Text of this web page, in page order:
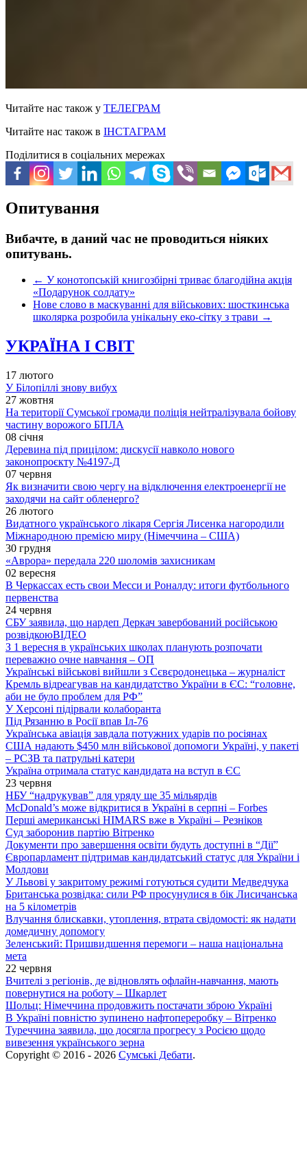
Читайте нас також у ТЕЛЕГРАМ
Читайте нас також в ІНСТАГРАМ
Поділитися в соціальних мережах
Опитування
Вибачте, в даний час не проводиться ніяких
опитувань.
← У конотопській книгозбірні триває благодійна акція
«Подарунок солдату»
Нове слово в маскуванні для військових: шосткинська
школярка розробила унікальну еко-сітку з трави →
УКРАЇНА І СВІТ
17 лютого
У Білопіллі знову вибух
27 жовтня
На території Сумської громади поліція нейтралізувала бойову
частину ворожого БПЛА
08 січня
Деревина під прицілом: дискусії навколо нового
законопроєкту №4197-Д
07 червня
Як визначити свою чергу на відключення електроенергії не
заходячи на сайт обленерго?
26 лютого
Видатного українського лікаря Сергія Лисенка нагородили
Міжнародною премією миру (Німеччина – США)
30 грудня
«Аврора» передала 220 шоломів захисникам
02 вересня
В Черкассах есть свои Месси и Роналду: итоги футбольного
первенства
24 червня
СБУ заявила, що нардеп Деркач завербований російською
розвідкоюВІДЕО
З 1 вересня в українських школах планують розпочати
переважно очне навчання – ОП
Українські військові вийшли з Сєвєродонецька – журналіст
Кремль відреагував на кандидатство України в ЄС: “головне,
аби не було проблем для РФ”
У Херсоні підірвали колаборанта
Під Рязанню в Росії впав Іл-76
Українська авіація завдала потужних ударів по росіянах
США надають $450 млн військової допомоги Україні, у пакеті
– РСЗВ та патрульні катери
Україна отримала статус кандидата на вступ в ЄС
23 червня
НБУ “надрукував” для уряду ще 35 мільярдів
McDonald’s може відкритися в Україні в серпні – Forbes
Перші американські HIMARS вже в Україні – Резніков
Суд заборонив партію Вітренко
Документи про завершення освіти будуть доступні в “Дії”
Європарламент підтримав кандидатський статус для України і
Молдови
У Львові у закритому режимі готуються судити Медведчука
Британська розвідка: сили РФ просунулися в бік Лисичанська
на 5 кілометрів
Влучання блискавки, утоплення, втрата свідомості: як надати
домедичну допомогу
Зеленський: Пришвидшення перемоги – наша національна
мета
22 червня
Вчителі з регіонів, де відновлять офлайн-навчання, мають
повернутися на роботу – Шкарлет
Шольц: Німеччина продовжить постачати зброю Україні
В Україні повністю зупинено нафтопереробку – Вітренко
Туреччина заявила, що досягла прогресу з Росією щодо
вивезення українського зерна
Copyright © 2016 - 2026 Сумські Дебати.